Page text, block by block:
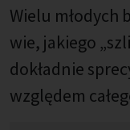
Wielu młodych
wie, jakiego
dokładnie
względem